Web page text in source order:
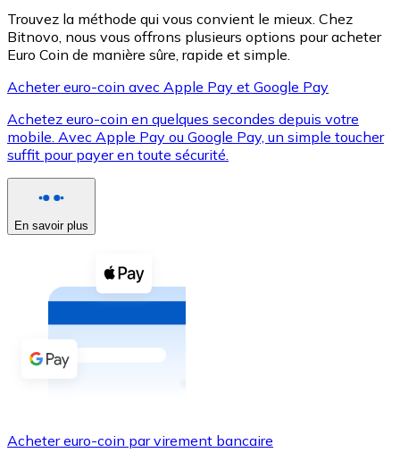
XRP
XRP
Voir toutes
Coupons crypto
Acheter avec espèces
Virement SEPA
Ajoutez des fonds à votre compte Bitnovo ou
Utilisez les cartes Visa et Mastercard pour acheter
Trouvez la méthode qui vous convient le mieux. Chez
Bitnovo, nous vous offrons plusieurs options pour acheter
Euro Coin de manière sûre, rapide et simple.
Acheter euro-coin avec Apple Pay et Google Pay
Achetez euro-coin en quelques secondes depuis votre
mobile. Avec Apple Pay ou Google Pay, un simple toucher
suffit pour payer en toute sécurité.
En savoir plus
Acheter euro-coin par virement bancaire